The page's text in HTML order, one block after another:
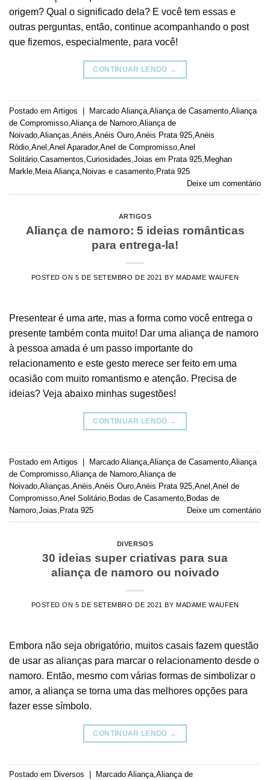
origem? Qual o significado dela? E você tem essas e
outras perguntas, então, continue acompanhando o post
que fizemos, especialmente, para você!
CONTINUAR LENDO →
Postado em Artigos | Marcado Aliança Aliança de Casamento Aliança
de Compromisso Aliança de Namoro Aliança de
Noivado Alianças Anéis Anéis Ouro Anéis Prata 925 Anéis
Ródio Anel Anel Aparador,Anel de Compromisso Anel
Solitário Casamentos Curiosidades Joias em Prata 925 Meghan
Markle Meia Aliança Noivas e casamento Prata 925
Deixe um comentário
ARTIGOS
Aliança de namoro: 5 ideias românticas
para entrega-la!
POSTED ON5 DE SETEMBRO DE 2021 BYMADAME WAUFEN
Presentear é uma arte, mas a forma como você entrega o
presente também conta muito! Dar uma aliança de namoro
à pessoa amada é um passo importante do
relacionamento e este gesto merece ser feito em uma
ocasião com muito romantismo e atenção. Precisa de
ideias? Veja abaixo minhas sugestões!
CONTINUAR LENDO →
Postado em Artigos Marcado Aliança,Aliança de Casamento,Aliança
de Compromisso,Aliança de Namoro,Aliança de
Noivado,Alianças,Anéis,Anéis Ouro,Anéis Prata 925,Anel ,Anel de
Compromisso,Anel Solitário, Bodas de Casamento, Bodas de
Namoro,Joias, Prata 925 Deixe um comentário
DIVERSOS
30 ideias super criativas para sua
aliança de namoro ou noivado
POSTED ON5 DE SETEMBRO DE 2021 BYMADAME WAUFEN
Embora não seja obrigatório, muitos casais fazem questão
de usar as alianças para marcar o relacionamento desde o
namoro. Então, mesmo com várias formas de simbolizar o
amor, a aliança se torna uma das melhores opções para
fazer esse símbolo.
CONTINUAR LENDO →
Postado em Diversos Marcado Aliança Aliança de